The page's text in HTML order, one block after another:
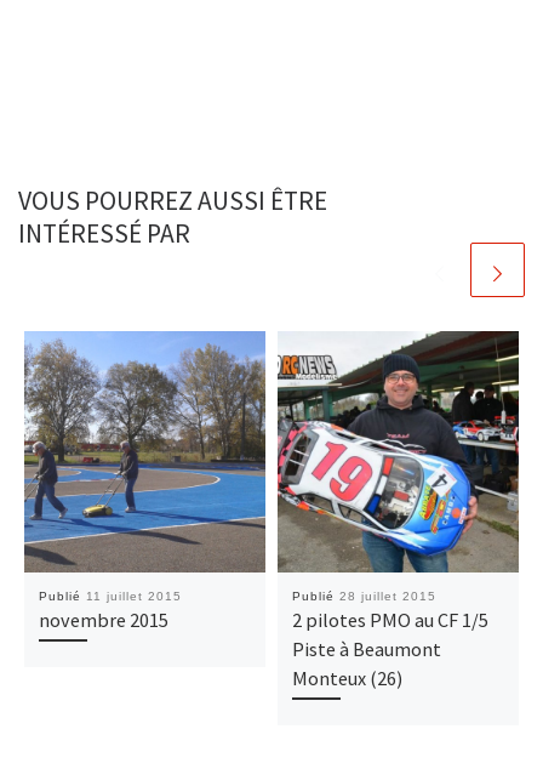
VOUS POURREZ AUSSI ÊTRE
INTÉRESSÉ PAR
Publié 11 juillet 2015
novembre 2015
Publié 28 juillet 2015
2 pilotes PMO au CF 1/5
Piste à Beaumont
Monteux (26)